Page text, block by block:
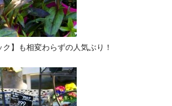
ク】も相変わらずの人気ぶり！